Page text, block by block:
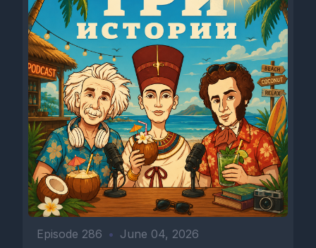
Episode 286 • June 04, 2026